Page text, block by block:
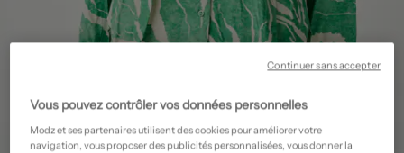
Vous pouvez contrôler vos données personnelles
Modz et ses partenaires utilisent des cookies pour améliorer votre
navigation, vous proposer des publicités personnalisées, vous donner la
Continuer sans accepter